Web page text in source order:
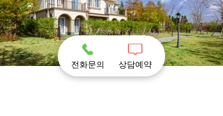
전화문의 상담예약